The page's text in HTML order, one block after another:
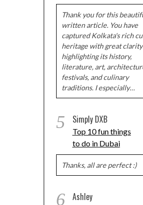
Thank you for this
written article. You have
captured Kolkata's rich
heritage with great
highlighting its history,
literature, art,
festivals, and culinary
traditions. I especially…
5 Simply DXB
Top 10 fun things
to do in Dubai
Thanks, all are perfect :)
6 Ashley